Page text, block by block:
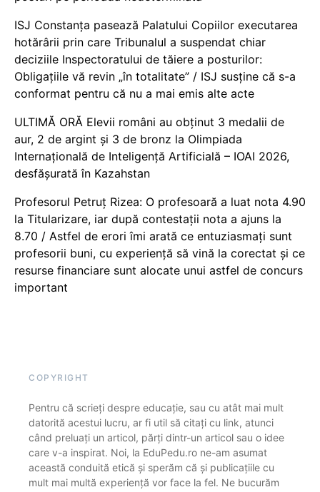
ISJ Constanța pasează Palatului Copiilor executarea
hotărârii prin care Tribunalul a suspendat chiar
deciziile Inspectoratului de tăiere a posturilor:
Obligațiile vă revin „în totalitate” / ISJ susține că s-a
conformat pentru că nu a mai emis alte acte
ULTIMĂ ORĂ Elevii români au obținut 3 medalii de
aur, 2 de argint și 3 de bronz la Olimpiada
Internațională de Inteligență Artificială – IOAI 2026,
desfășurată în Kazahstan
Profesorul Petruț Rizea: O profesoară a luat nota 4.90
la Titularizare, iar după contestații nota a ajuns la
8.70 / Astfel de erori îmi arată ce entuziasmați sunt
profesorii buni, cu experiență să vină la corectat și ce
resurse financiare sunt alocate unui astfel de concurs
important
COPYRIGHT
Pentru că scrieți despre educație, sau cu atât mai mult
datorită acestui lucru, ar fi util să citați cu link, atunci
când preluați un articol, părți dintr-un articol sau o idee
care v-a inspirat. Noi, la EduPedu.ro ne-am asumat
această conduită etică și sperăm că și publicațiile cu
mult mai multă experiență vor face la fel. Ne bucurăm